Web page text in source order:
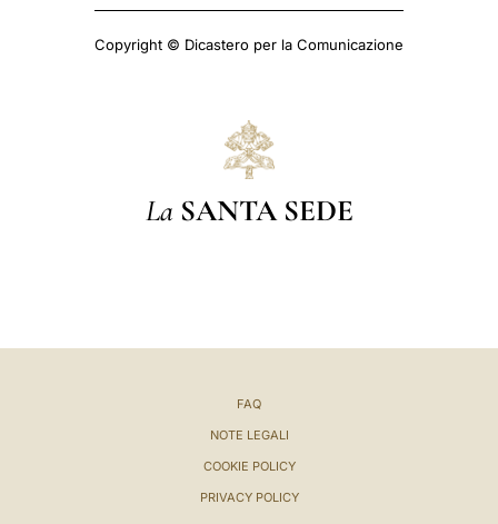
Copyright © Dicastero per la Comunicazione
La SANTA SEDE
FAQ
NOTE LEGALI
COOKIE POLICY
PRIVACY POLICY